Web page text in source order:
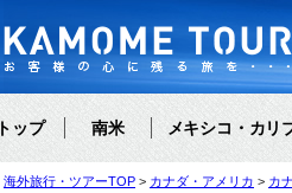
トップ 南米 メキシコ・カリ
海外旅行・ツアーTOP カナダ・アメリカ カ